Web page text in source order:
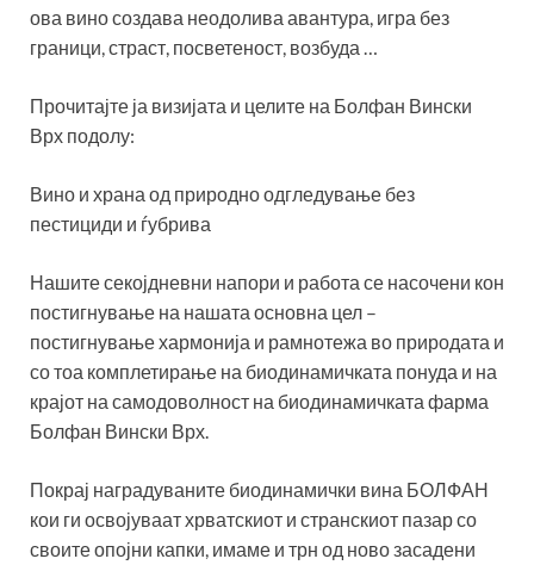
ова вино создава неодолива авантура, игра без
граници, страст, посветеност, возбуда …
Прочитајте ја визијата и целите на Болфан Вински
Врх подолу:
Вино и храна од природно одгледување без
пестициди и ѓубрива
Нашите секојдневни напори и работа се насочени кон
постигнување на нашата основна цел –
постигнување хармонија и рамнотежа во природата и
со тоа комплетирање на биодинамичката понуда и на
крајот на самодоволност на биодинамичката фарма
Болфан Вински Врх.
Покрај наградуваните биодинамички вина БОЛФАН
кои ги освојуваат хрватскиот и странскиот пазар со
своите опојни капки, имаме и трн од ново засадени